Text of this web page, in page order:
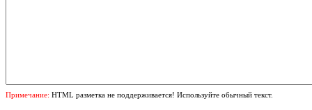
Примечание: HTML разметка не поддерживается! Используйте обычный текст.